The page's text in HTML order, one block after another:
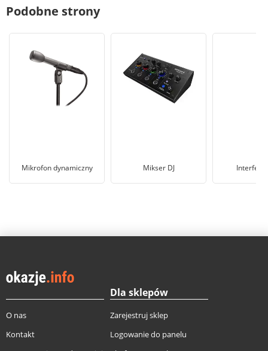
Podobne strony
Mikrofon dynamiczny Mikser DJ Interfejs
O nas
Kontakt
Dla sklepów
Zarejestruj sklep
Logowanie do panelu